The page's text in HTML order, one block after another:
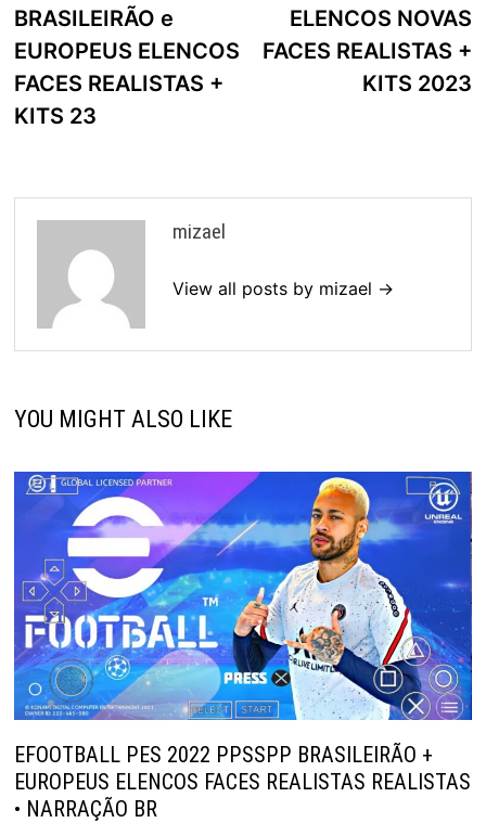
BRASILEIRÃO e
EUROPEUS ELENCOS
FACES REALISTAS +
KITS 23
ELENCOS NOVAS
FACES REALISTAS +
KITS 2023
mizael
View all posts by mizael →
YOU MIGHT ALSO LIKE
EFOOTBALL PES 2022 PPSSPP BRASILEIRÃO +
EUROPEUS ELENCOS FACES REALISTAS REALISTAS
• NARRAÇÃO BR